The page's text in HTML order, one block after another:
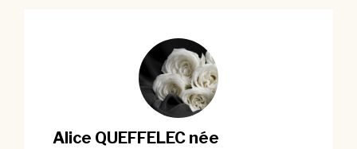
Alice QUEFFELEC née